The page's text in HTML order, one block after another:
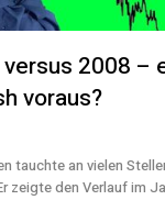
2008 –
voraus?
tauchte an vielen
zeigte den Verlauf im